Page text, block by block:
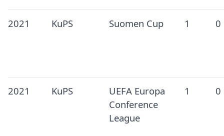
2021 KuPS Suomen Cup 1 0
2021 KuPS
UEFA Europa
Conference
League
1 0